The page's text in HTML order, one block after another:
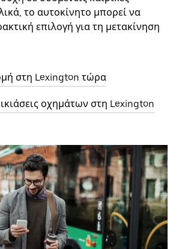
το αυτοκίνητο μπορεί να
επιλογή για τη μετακίνηση
στη Lexington τώρα
οχημάτων στη Lexington